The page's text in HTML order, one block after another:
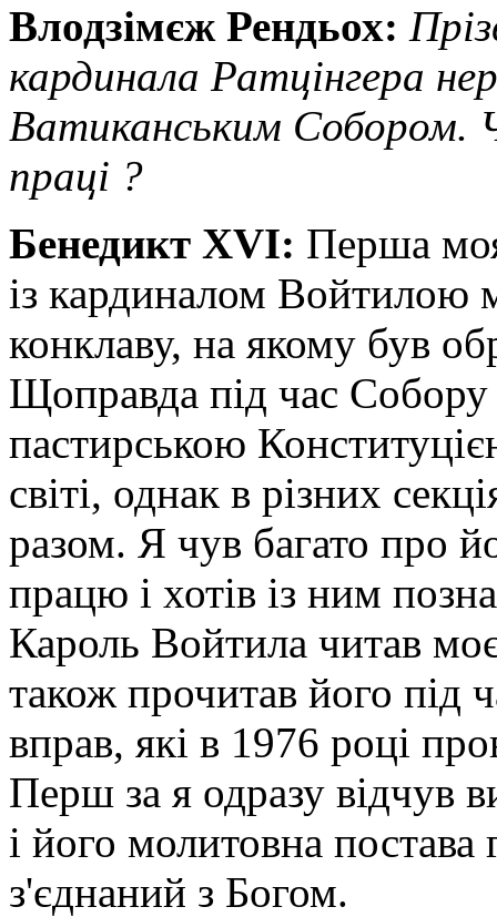
Влодзімєж Рендьох:
кардинала Ратцінгера
Ватиканським Собором.
праці ?
Бенедикт XVI: Перша
із кардиналом Войтилою
конклаву, на якому був
Щоправда під час
пастирською
світі, однак в різних
разом. Я чув багато про
працю і хотів із ним
Кароль Войтила читав
також прочитав його під
вправ, які в 1976 році
Перш за я одразу відчув
і його молитовна постава
з'єднаний з Богом.